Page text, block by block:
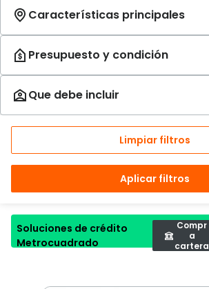
Limpiar filtros
Aplicar filtros
Soluciones de crédito
Metrocuadrado
Compr
a
cartera